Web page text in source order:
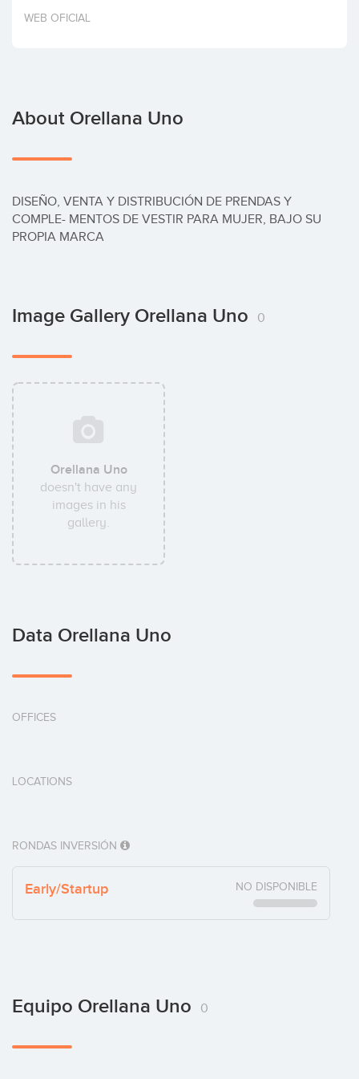
Invest
WEB OFICIAL
About Orellana Uno
DISEÑO, VENTA Y DISTRIBUCIÓN DE PRENDAS Y
COMPLE- MENTOS DE VESTIR PARA MUJER, BAJO SU
PROPIA MARCA
Image Gallery Orellana Uno 0
Orellana Uno
doesn't have any
images in his
gallery.
Data Orellana Uno
OFFICES
LOCATIONS
RONDAS INVERSIÓN
Early/Startup NO DISPONIBLE
Equipo Orellana Uno 0